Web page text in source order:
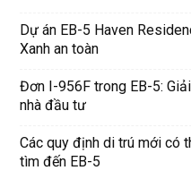
Dự án EB-5 Haven
Xanh an toàn
Đơn I-956F trong EB-5:
nhà đầu tư
Các quy định di trú mới có
tìm đến EB-5